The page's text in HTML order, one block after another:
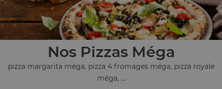
Nos Pizzas Méga
pizza margarita méga, pizza 4 fromages méga, pizza royale
méga, ...